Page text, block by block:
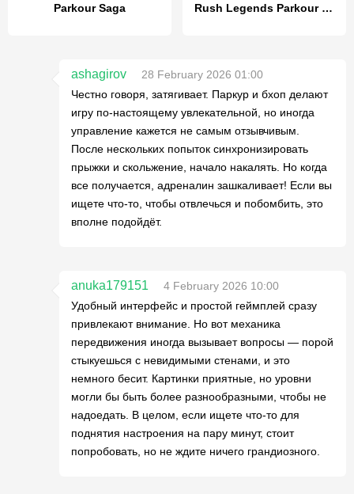
Parkour Saga Rush Legends Parkour PvP FPS
ashagirov
28 February 2026 01:00
Честно говоря, затягивает. Паркур и бхоп делают
игру по-настоящему увлекательной, но иногда
управление кажется не самым отзывчивым.
После нескольких попыток синхронизировать
прыжки и скольжение, начало накалять. Но когда
все получается, адреналин зашкаливает! Если вы
ищете что-то, чтобы отвлечься и побомбить, это
вполне подойдёт.
anuka179151
4 February 2026 10:00
Удобный интерфейс и простой геймплей сразу
привлекают внимание. Но вот механика
передвижения иногда вызывает вопросы — порой
стыкуешься с невидимыми стенами, и это
немного бесит. Картинки приятные, но уровни
могли бы быть более разнообразными, чтобы не
надоедать. В целом, если ищете что-то для
поднятия настроения на пару минут, стоит
попробовать, но не ждите ничего грандиозного.